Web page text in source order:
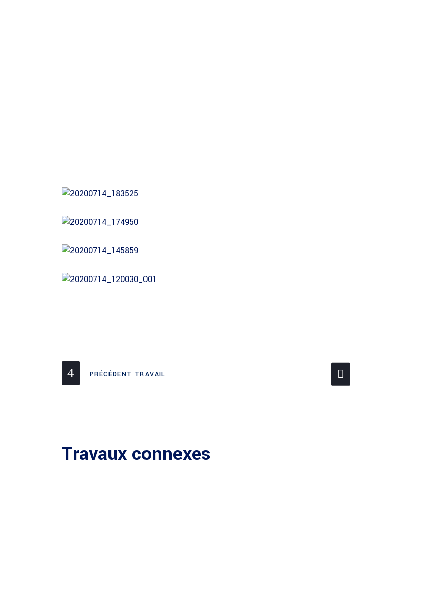
PRÉCÉDENT TRAVAIL
Travaux connexes